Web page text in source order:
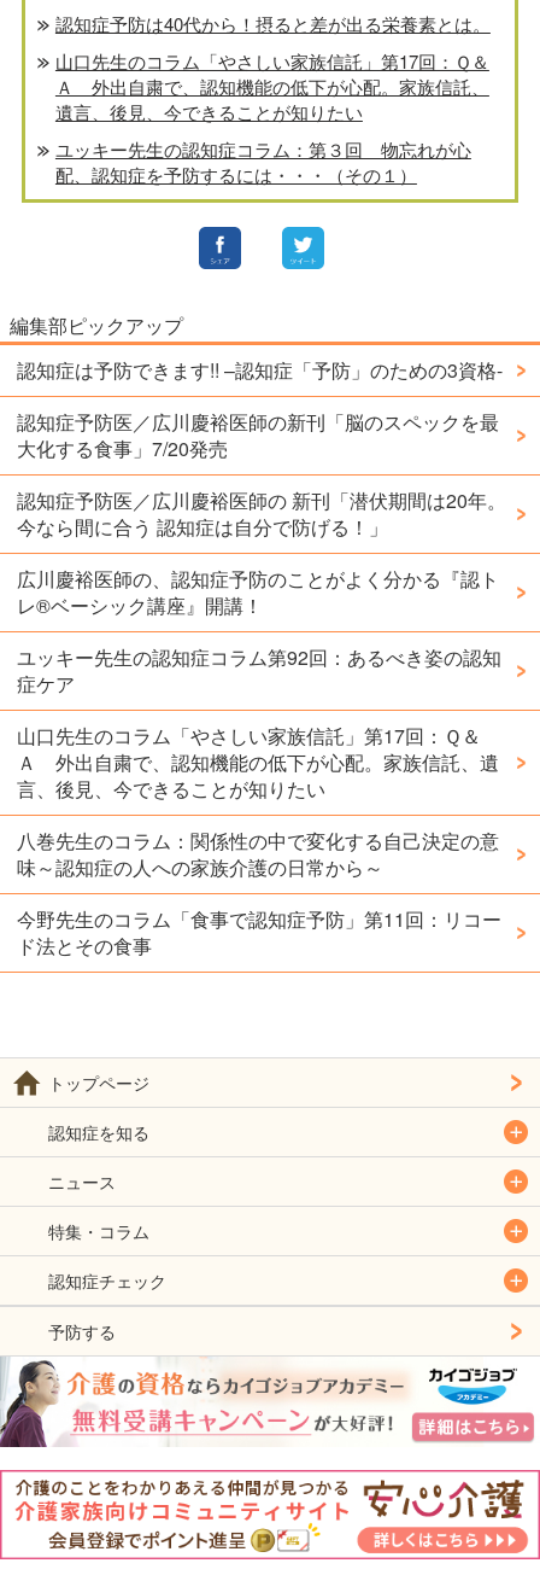
認知症予防は40代から！摂ると差が出る栄養素とは。
山口先生のコラム「やさしい家族信託」第17回：Ｑ＆
Ａ 外出自粛で、認知機能の低下が心配。家族信託、
遺言、後見、今できることが知りたい
ユッキー先生の認知症コラム：第３回 物忘れが心
配、認知症を予防するには・・・（その１）
編集部ピックアップ
認知症は予防できます!! –認知症「予防」のための3資格-
認知症予防医／広川慶裕医師の新刊「脳のスペックを最
大化する食事」7/20発売
認知症予防医／広川慶裕医師の 新刊「潜伏期間は20年。
今なら間に合う 認知症は自分で防げる！」
広川慶裕医師の、認知症予防のことがよく分かる『認ト
レ®️ベーシック講座』開講！
ユッキー先生の認知症コラム第92回：あるべき姿の認知
症ケア
山口先生のコラム「やさしい家族信託」第17回：Ｑ＆
Ａ 外出自粛で、認知機能の低下が心配。家族信託、遺
言、後見、今できることが知りたい
八巻先生のコラム：関係性の中で変化する自己決定の意
味～認知症の人への家族介護の日常から～
今野先生のコラム「食事で認知症予防」第11回：リコー
ド法とその食事
トップページ
認知症を知る
ニュース
特集・コラム
認知症チェック
予防する